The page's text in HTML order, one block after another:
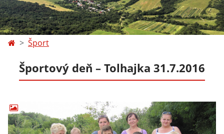
Šport
Športový deň – Tolhajka 31.7.2016